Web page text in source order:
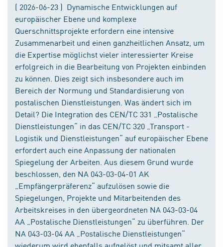
( 2026-06-23 ) Dynamische Entwicklungen auf
europäischer Ebene und komplexe
Querschnittsprojekte erfordern eine intensive
Zusammenarbeit und einen ganzheitlichen Ansatz, um
die Expertise möglichst vieler interessierter Kreise
erfolgreich in die Bearbeitung von Projekten einbinden
zu können. Dies zeigt sich insbesondere auch im
Bereich der Normung und Standardisierung von
postalischen Dienstleistungen. Was ändert sich im
Detail? Die Integration des CEN/TC 331 „Postalische
Dienstleistungen“ in das CEN/TC 320 „Transport -
Logistik und Dienstleistungen“ auf europäischer Ebene
erfordert auch eine Anpassung der nationalen
Spiegelung der Arbeiten. Aus diesem Grund wurde
beschlossen, den NA 043-03-04-01 AK
„Empfängerpräferenz“ aufzulösen sowie die
Spiegelungen, Projekte und Mitarbeitenden des
Arbeitskreises in den übergeordneten NA 043-03-04
AA „Postalische Dienstleistungen“ zu überführen. Der
NA 043-03-04 AA „Postalische Dienstleistungen“